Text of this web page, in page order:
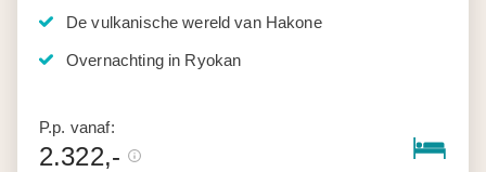
De vulkanische wereld van Hakone
Overnachting in Ryokan
P.p. vanaf:
2.322,-